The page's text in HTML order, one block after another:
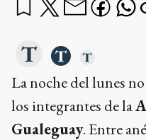
La noche del lunes
los integrantes de la
Gualeguay. Entre